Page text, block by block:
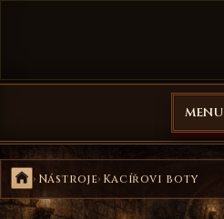
MENU
Domů
Nástroje Kacířovi boty